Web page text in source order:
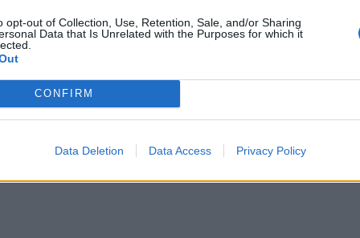
opt-out of Collection, Use, Retention, Sale, and/or Sharing
Data that Is Unrelated with the Purposes for which it
CONFIRM
Data Deletion Data Access Privacy Policy
ήταν ορφανός από πατέρα και από
το παιδί. Τα τελευταία δύο
μεταφέραμε σιτάρια και
να μας πληρώσει και αφεντικό